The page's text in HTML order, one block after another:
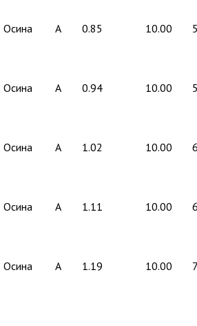
Осина A 0.85 10.00
Осина A 0.94 10.00
Осина A 1.02 10.00
Осина A 1.11 10.00
Осина A 1.19 10.00